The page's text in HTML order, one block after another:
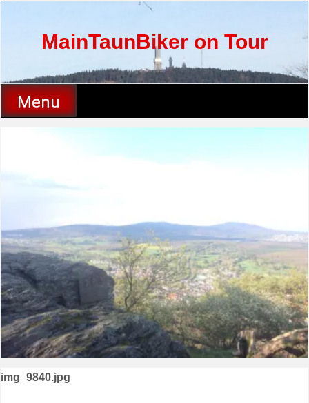
MainTaunBiker on Tour
Menu
Beitragsnavigation
img_9840.jpg